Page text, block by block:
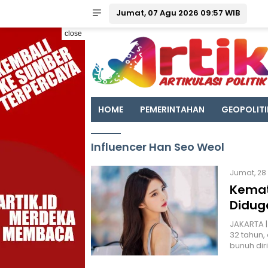
Jumat, 07 Agu 2026 09:57 WIB
close
HOME PEMERINTAHAN
Influencer Han Seo Weol
Jumat, 28
32
bunuh